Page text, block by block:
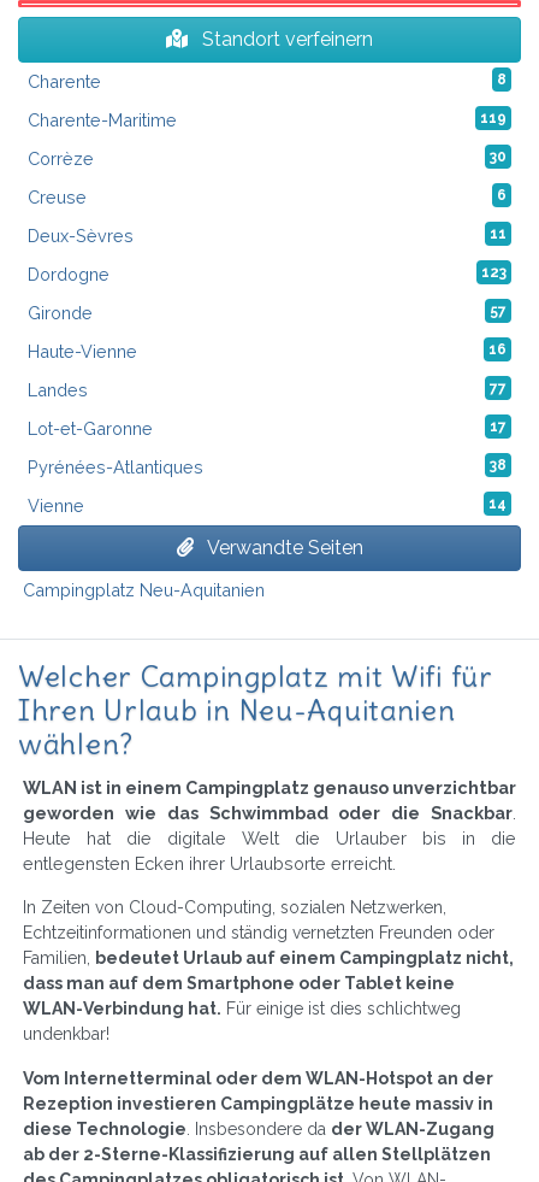
Standort verfeinern
Charente 8
Charente-Maritime 119
Corrèze 30
Creuse 6
Deux-Sèvres 11
Dordogne 123
Gironde 57
Haute-Vienne 16
Landes 77
Lot-et-Garonne 17
Pyrénées-Atlantiques 38
Vienne 14
Verwandte Seiten
Campingplatz Neu-Aquitanien
Welcher Campingplatz mit Wifi für
Ihren Urlaub in Neu-Aquitanien
wählen?
WLAN ist in einem Campingplatz genauso unverzichtbar
geworden wie das Schwimmbad oder die Snackbar
Heute hat die digitale Welt die Urlauber bis in die
entlegensten Ecken ihrer Urlaubsorte erreicht.
In Zeiten von Cloud-Computing, sozialen Netzwerken,
Echtzeitinformationen und ständig vernetzten Freunden oder
Familien, bedeutet Urlaub auf einem Campingplatz nicht,
dass man auf dem Smartphone oder Tablet keine
WLAN-Verbindung hat. Für einige ist dies schlichtweg
undenkbar!
Vom Internetterminal oder dem WLAN-Hotspot an der
Rezeption investieren Campingplätze heute massiv in
diese Technologie. Insbesondere da der WLAN-Zugang
ab der 2-Sterne-Klassifizierung auf allen Stellplätzen